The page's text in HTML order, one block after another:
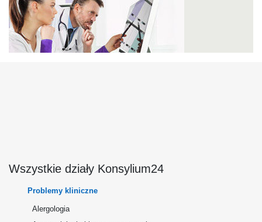
Wszystkie działy Konsylium24
Problemy kliniczne
Alergologia